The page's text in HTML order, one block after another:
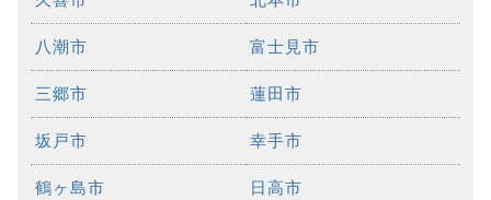
八潮市 富士見市
三郷市 蓮田市
坂戸市 幸手市
鶴ヶ島市 日高市